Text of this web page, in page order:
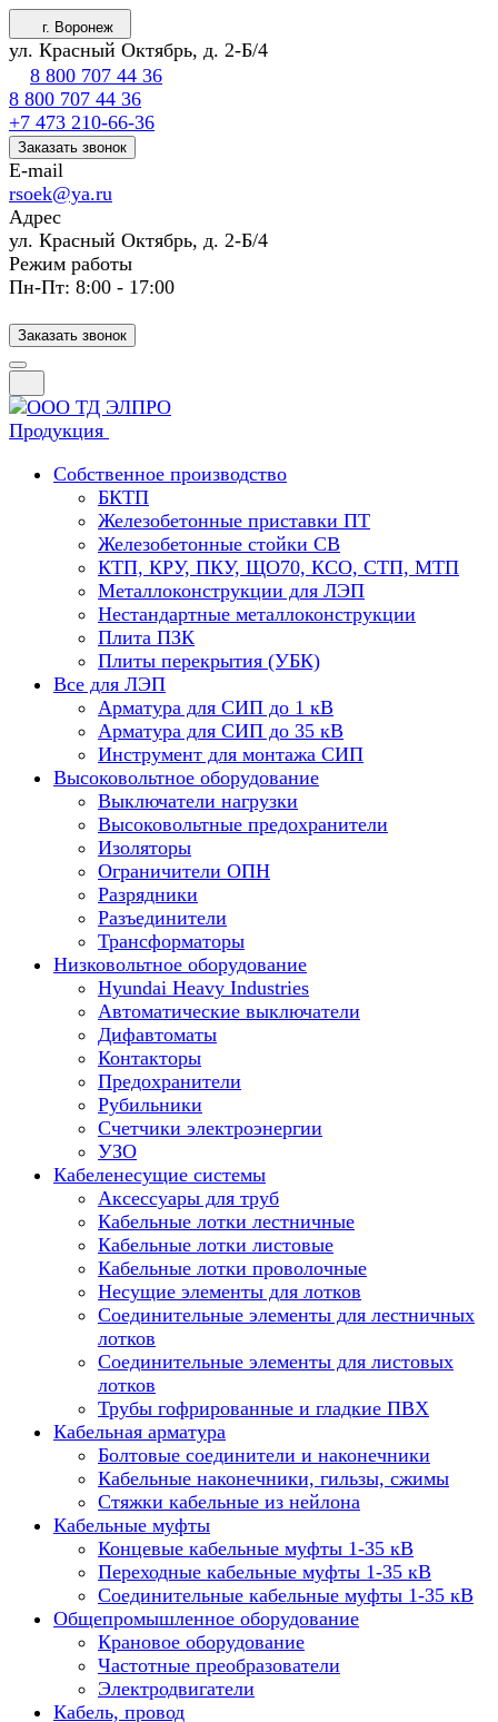
г. Воронеж
ул. Красный Октябрь, д. 2-Б/4
8 800 707 44 36
8 800 707 44 36
+7 473 210-66-36
Заказать звонок
E-mail
rsoek@ya.ru
Адрес
ул. Красный Октябрь, д. 2-Б/4
Режим работы
Пн-Пт: 8:00 - 17:00
Заказать звонок
Продукция
Собственное производство
БКТП
Железобетонные приставки ПТ
Железобетонные стойки СВ
КТП, КРУ, ПКУ, ЩО70, КСО, СТП, МТП
Металлоконструкции для ЛЭП
Нестандартные металлоконструкции
Плита ПЗК
Плиты перекрытия (УБК)
Все для ЛЭП
Арматура для СИП до 1 кВ
Арматура для СИП до 35 кВ
Инструмент для монтажа СИП
Высоковольтное оборудование
Выключатели нагрузки
Высоковольтные предохранители
Изоляторы
Ограничители ОПН
Разрядники
Разъединители
Трансформаторы
Низковольтное оборудование
Hyundai Heavy Industries
Автоматические выключатели
Дифавтоматы
Контакторы
Предохранители
Рубильники
Счетчики электроэнергии
УЗО
Кабеленесущие системы
Аксессуары для труб
Кабельные лотки лестничные
Кабельные лотки листовые
Кабельные лотки проволочные
Несущие элементы для лотков
Соединительные элементы для лестничных
лотков
Соединительные элементы для листовых
лотков
Трубы гофрированные и гладкие ПВХ
Кабельная арматура
Болтовые соединители и наконечники
Кабельные наконечники, гильзы, сжимы
Стяжки кабельные из нейлона
Кабельные муфты
Концевые кабельные муфты 1-35 кВ
Переходные кабельные муфты 1-35 кВ
Соединительные кабельные муфты 1-35 кВ
Общепромышленное оборудование
Крановое оборудование
Частотные преобразователи
Электродвигатели
Кабель, провод